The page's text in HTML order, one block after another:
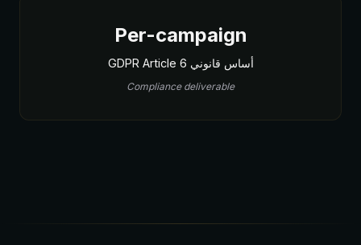
Per-campaign
أساس قانوني GDPR Article 6
Compliance deliverable